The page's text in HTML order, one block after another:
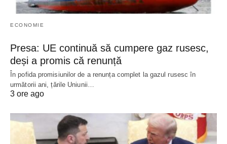
ECONOMIE
Presa: UE continuă să cumpere gaz rusesc,
deși a promis că renunță
În pofida promisiunilor de a renunța complet la gazul rusesc în
următorii ani, țările Uniunii…
3 ore ago